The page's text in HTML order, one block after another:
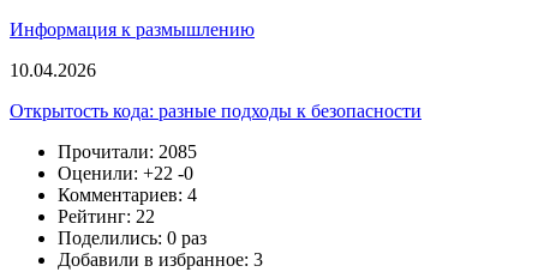
Информация к размышлению
10.04.2026
Открытость кода: разные подходы к безопасности
Прочитали: 2085
Оценили: +22 -0
Комментариев: 4
Рейтинг: 22
Поделились: 0 раз
Добавили в избранное: 3